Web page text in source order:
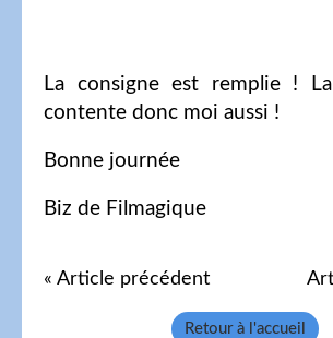
La consigne est remplie !
contente donc moi aussi !
Bonne journée
Biz de Filmagique
« Article précédent
Retour à l'accueil